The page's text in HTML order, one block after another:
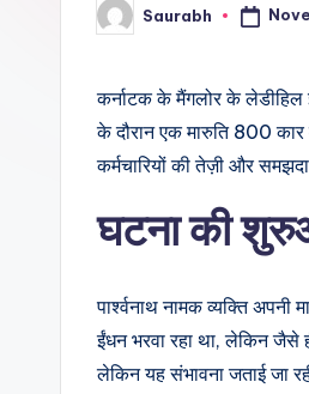
Posted
by
Saurabh
कर्नाटक के मैंगलोर के लेडीहिल
के दौरान एक मारुति 800
कर्मचारियों की तेज़ी और
घटना की
पार्श्वनाथ नामक व्यक्ति
ईंधन भरवा रहा था, लेकिन
लेकिन यह संभावना जताई जा